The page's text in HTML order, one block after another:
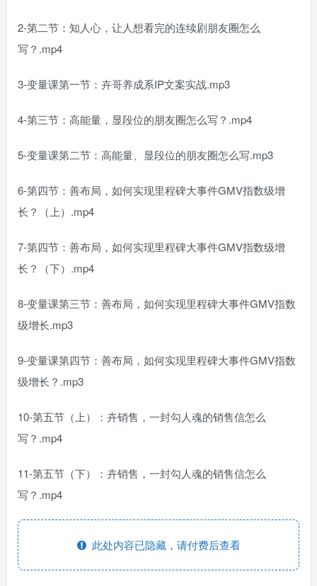
2-第二节：知人心，让人想看完的连续剧朋友圈怎么
写？.mp4
3-变量课第一节：卉哥养成系IP文案实战.mp3
4-第三节：高能量，显段位的朋友圈怎么写？.mp4
5-变量课第二节：高能量、显段位的朋友圈怎么写.mp3
6-第四节：善布局，如何实现里程碑大事件GMV指数级增
长？（上）.mp4
7-第四节：善布局，如何实现里程碑大事件GMV指数级增
长？（下）.mp4
8-变量课第三节：善布局，如何实现里程碑大事件GMV指数
级增长.mp3
9-变量课第四节：善布局，如何实现里程碑大事件GMV指数
级增长？.mp3
10-第五节（上）：卉销售，一封勾人魂的销售信怎么
写？.mp4
11-第五节（下）：卉销售，一封勾人魂的销售信怎么
写？.mp4
此处内容已隐藏，请付费后查看